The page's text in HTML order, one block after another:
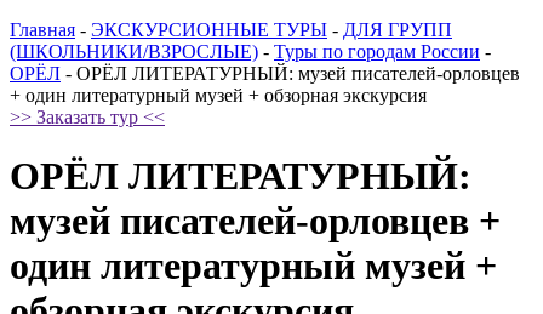
Главная - ЭКСКУРСИОННЫЕ ТУРЫ - ДЛЯ ГРУПП
(ШКОЛЬНИКИ/ВЗРОСЛЫЕ) - Туры по городам России -
ОРЁЛ - ОРЁЛ ЛИТЕРАТУРНЫЙ: музей писателей-орловцев
+ один литературный музей + обзорная экскурсия
>> Заказать тур <<
ОРЁЛ ЛИТЕРАТУРНЫЙ:
музей писателей-орловцев +
один литературный музей +